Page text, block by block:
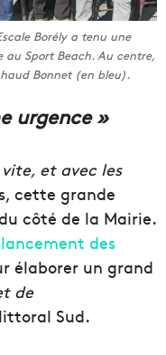
Borély a tenu une
au Sport Beach. Au centre,
Bonnet (en bleu).
urgence »
et avec les
cette grande
côté de la Mairie.
des
élaborer un grand
de
Sud.